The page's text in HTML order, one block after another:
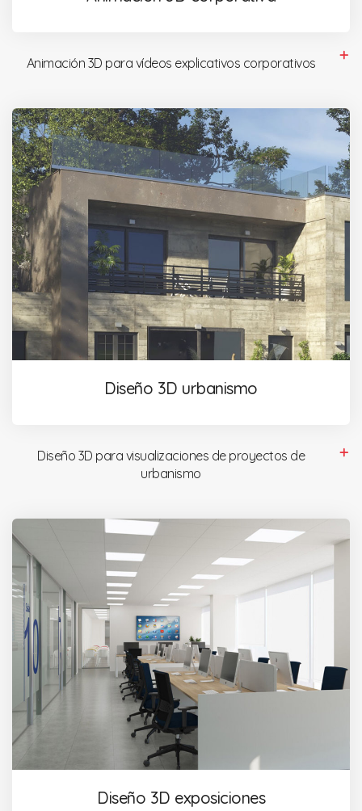
Animación 3D para vídeos explicativos corporativos
Diseño 3D urbanismo
Diseño 3D para visualizaciones de proyectos de
urbanismo
Diseño 3D exposiciones